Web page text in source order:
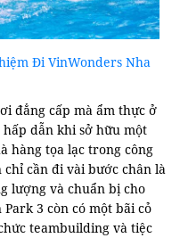
Đi VinWonders Nha
đẳng cấp mà ẩm thực ở
dẫn khi sở hữu một
hàng tọa lạc trong công
cần đi vài bước chân là
lượng và chuẩn bị cho
Park 3 còn có một bãi cỏ
teambuilding và tiệc